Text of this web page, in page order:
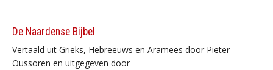
De Naardense Bijbel
Vertaald uit Grieks, Hebreeuws en Aramees door Pieter
Oussoren en uitgegeven door